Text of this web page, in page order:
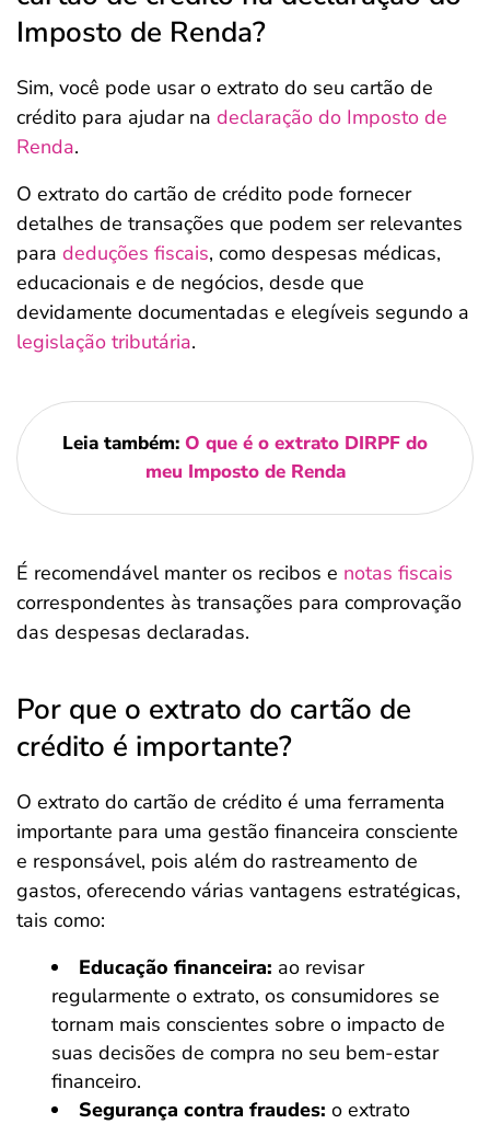
Imposto de Renda?
Sim, você pode usar o extrato do seu cartão de
crédito para ajudar na declaração do Imposto de
Renda.
O extrato do cartão de crédito pode fornecer
detalhes de transações que podem ser relevantes
para deduções fiscais, como despesas médicas,
educacionais e de negócios, desde que
devidamente documentadas e elegíveis segundo a
legislação tributária.
Leia também: O que é o extrato DIRPF do
meu Imposto de Renda
É recomendável manter os recibos e notas fiscais
correspondentes às transações para comprovação
das despesas declaradas.
Por que o extrato do cartão de
crédito é importante?
O extrato do cartão de crédito é uma ferramenta
importante para uma gestão financeira consciente
e responsável, pois além do rastreamento de
gastos, oferecendo várias vantagens estratégicas,
tais como:
Educação financeira: ao revisar
regularmente o extrato, os consumidores se
tornam mais conscientes sobre o impacto de
suas decisões de compra no seu bem-estar
financeiro.
Segurança contra fraudes: o extrato